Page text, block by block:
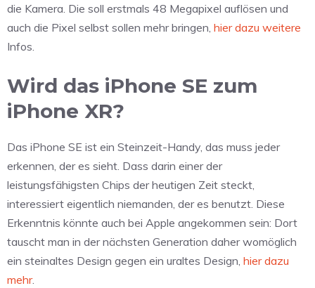
die Kamera. Die soll erstmals 48 Megapixel auflösen und
auch die Pixel selbst sollen mehr bringen, hier dazu weitere
Infos.
Wird das iPhone SE zum
iPhone XR?
Das iPhone SE ist ein Steinzeit-Handy, das muss jeder
erkennen, der es sieht. Dass darin einer der
leistungsfähigsten Chips der heutigen Zeit steckt,
interessiert eigentlich niemanden, der es benutzt. Diese
Erkenntnis könnte auch bei Apple angekommen sein: Dort
tauscht man in der nächsten Generation daher womöglich
ein steinaltes Design gegen ein uraltes Design, hier dazu
mehr.